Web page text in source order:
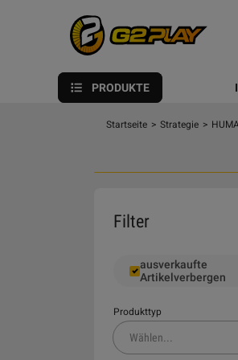
PRODUKTE
Startseite > Strategie >
Filter
ausverkaufte
Artikelverbergen
Produkttyp
Wählen